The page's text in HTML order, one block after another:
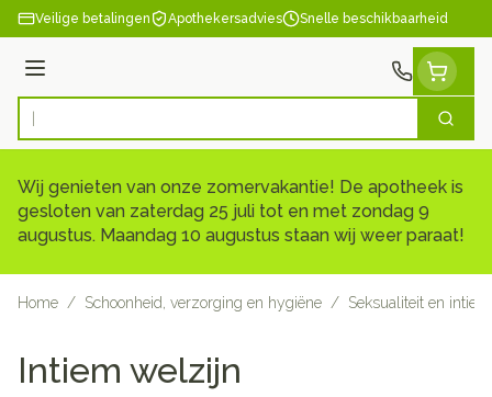
Ga naar de inhoud
Veilige betalingen Apothekersadvies Snelle beschikbaarheid
Menu
Product, merk, categorie... Zoek
Wij genieten van onze zomervakantie! De apotheek is
gesloten van zaterdag 25 juli tot en met zondag 9
augustus. Maandag 10 augustus staan wij weer paraat!
Home / Schoonheid, verzorging en hygiëne / Seksualiteit en
Intiem welzijn